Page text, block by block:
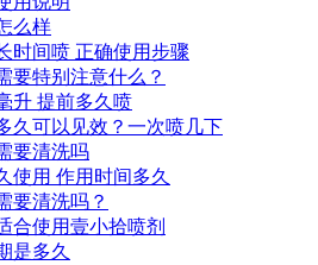
么样
时间喷 正确使用步骤
要特别注意什么？
升 提前多久喷
久可以见效？一次喷几下
要清洗吗
使用 作用时间多久
要清洗吗？
合使用壹小拾喷剂
是多久